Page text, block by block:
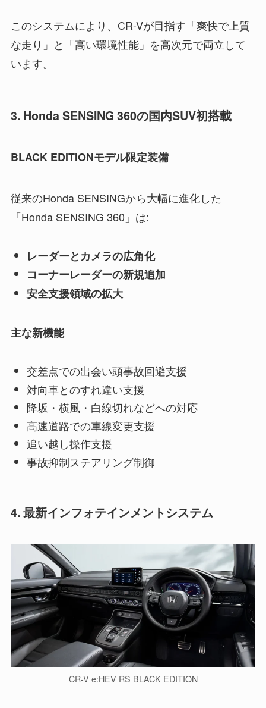
このシステムにより、CR-Vが目指す「爽快で上質
な走り」と「高い環境性能」を高次元で両立して
います。
3. Honda SENSING 360の国内SUV初搭載
BLACK EDITIONモデル限定装備
従来のHonda SENSINGから大幅に進化した
「Honda SENSING 360」は:
レーダーとカメラの広角化
コーナーレーダーの新規追加
安全支援領域の拡大
主な新機能
交差点での出会い頭事故回避支援
対向車とのすれ違い支援
降坂・横風・白線切れなどへの対応
高速道路での車線変更支援
追い越し操作支援
事故抑制ステアリング制御
4. 最新インフォテインメントシステム
CR-V e:HEV RS BLACK EDITION